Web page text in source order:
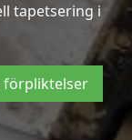
tapetsering i
förpliktelser